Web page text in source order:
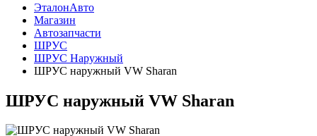
ЭталонАвто
Магазин
Автозапчасти
ШРУС
ШРУС Наружный
ШРУС наружный VW Sharan
ШРУС наружный VW Sharan